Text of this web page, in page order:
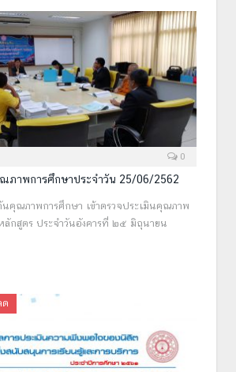
0
ภาพการศึกษาประจำวัน 25/06/2562
นคุณภาพการศึกษา เข้าตรวจประเมินคุณภาพ
ลักสูตร ประจำวันอังคารที่ ๒๕ มิถุนายน
ด